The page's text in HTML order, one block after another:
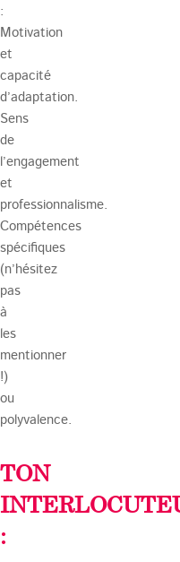
:
Motivation
et
capacité
d’adaptation.
Sens
de
l’engagement
et
professionnalisme.
Compétences
spécifiques
(n’hésitez
pas
à
les
mentionner
!)
ou
polyvalence.
TON
: